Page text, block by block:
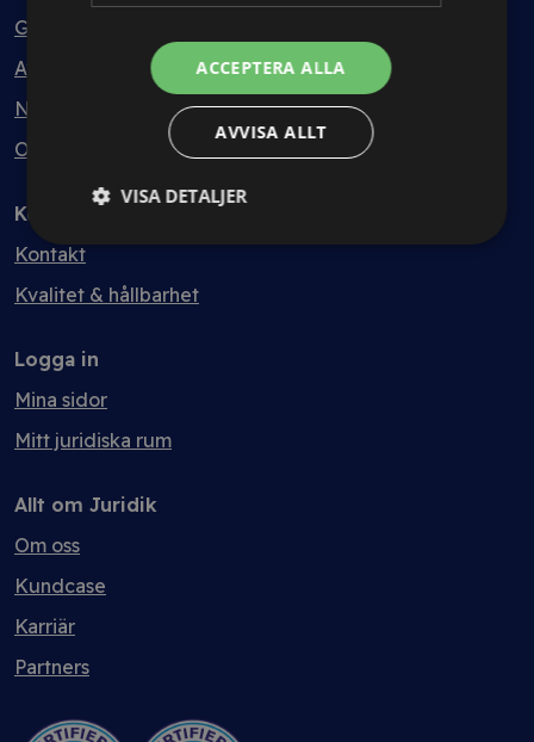
Guider
Avtalsmallar
Nyheter
Ordlista
Kontakt
Kontakt
Kvalitet & hållbarhet
Logga in
Mina sidor
Mitt juridiska rum
Allt om Juridik
Om oss
Kundcase
Karriär
Partners
ACCEPTERA ALLA
AVVISA ALLT
VISA DETALJER